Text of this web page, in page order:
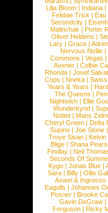
Lilja Bloom | Indiana |
Felidae Trick | Eau
Secondcity |
Malinchak |Porter
Oliver Heldens |
Lary | Grace |
Nervous Nellie |
Commons |Vegas
Avener | Colbie
Rhonda | Josef Salvat
Cops | Nneka |
Years & Years |
The Queens |
Nightwish |Ellie
Wunderkynd |
Nottet |Mans
Cheryl Green |Delta
Supino |Joe Stone
Troye Sivan | Kelvin
Blige | Shana
Findlay |Neil
Seconds Of
Kygo |Jonas Blue |
Sara |Billy |Ollie
Axwel & Ingrosso
Eagulls |Johannes
Posner |Brooke
Gavin DeGraw |
Ferguson | Ricky